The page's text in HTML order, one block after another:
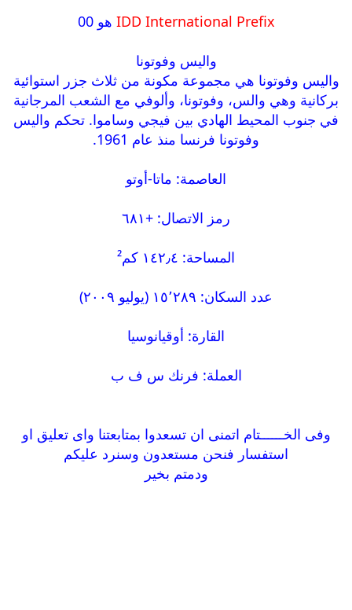
IDD International Prefix هو 00
واليس وفوتونا
واليس وفوتونا هي مجموعة مكونة من ثلاث جزر استوائية
بركانية وهي والس، وفوتونا، وألوفي مع الشعب المرجانية
في جنوب المحيط الهادي بين فيجي وساموا. تحكم واليس
وفوتونا فرنسا منذ عام 1961.
العاصمة: ماتا-أوتو
رمز الاتصال: ؜+٦٨١
المساحة: ١٤٢٫٤ كم²
عدد السكان: ١٥٬٢٨٩ (يوليو ٢٠٠٩)
القارة: أوقيانوسيا
العملة: فرنك س ف ب
وفى الخــــــتام اتمنى ان تسعدوا بمتابعتنا واى تعليق او
استفسار فنحن مستعدون وسنرد عليكم
ودمتم بخير